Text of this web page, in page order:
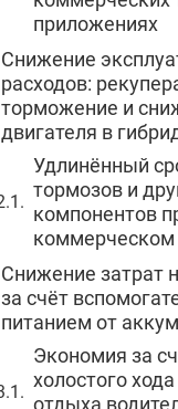
приложениях
Снижение
расходов:
торможение и
двигателя в
Удлинённый
тормозов и
компонентов
коммерческом
Снижение затрат
за счёт
питанием от
Экономия за
холостого
отдыха